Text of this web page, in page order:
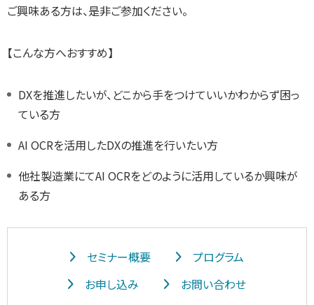
ご興味ある方は、是非ご参加ください。
【こんな方へおすすめ】
DXを推進したいが、どこから手をつけていいかわからず困っ
ている方
AI OCRを活用したDXの推進を行いたい方
他社製造業にてAI OCRをどのように活用しているか興味が
ある方
セミナー概要
プログラム
お申し込み
お問い合わせ